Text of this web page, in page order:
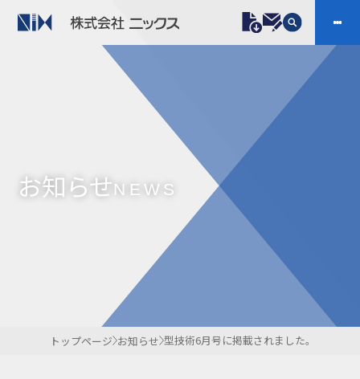
プラスチックファスナー 機構部品
ケーブルマーカー
樹脂継手、配管施工
防虫忌避製品ARINIX
プリント基板実装関連
会社案内
IR
お問い合わせ 開発・導入実績
よくあるご質問
お知らせNEWS
トップページ お知らせ 型技術6月号に掲載されました。